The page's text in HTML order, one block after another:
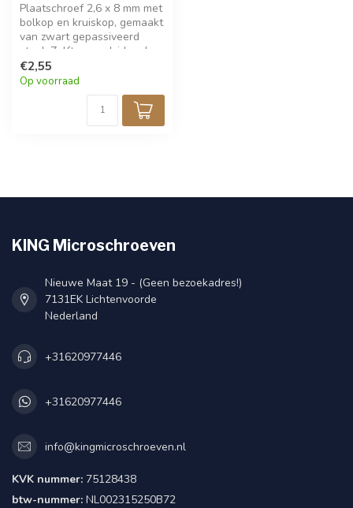
Plaatschroef 2,6 x 8 mm met
bolkop en kruiskop, gemaakt
van zwart gepassiveerd
staal. Zelftappend, ideaal
voor fijne bevestiging in
metaal, hout, kunststof of
elektronica. Perfect voor
modelbouw en precisiewerk.
Verpakt per 50 stuks.
€2,55
Op voorraad
KING Microschroeven
Nieuwe Maat 19 - (Geen bezoekadres!)
7131EK Lichtenvoorde
Nederland
+31620977446
+31620977446
info@kingmicroschroeven.nl
KVK nummer: 75128438
btw-nummer: NL002315250B72